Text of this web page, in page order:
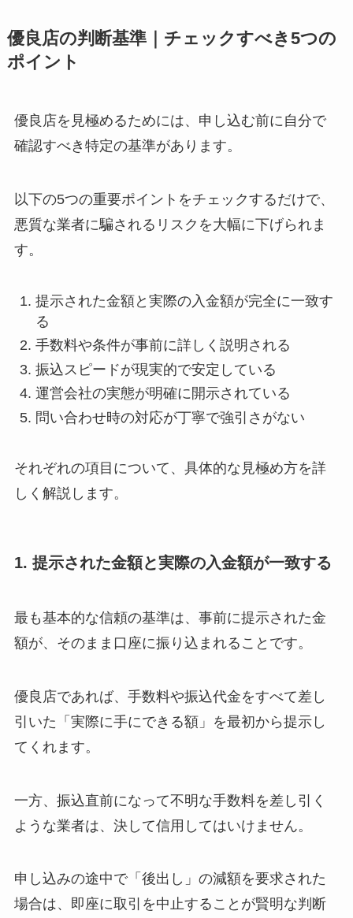
優良店の判断基準｜チェックすべき5つの
ポイント
優良店を見極めるためには、申し込む前に自分で
確認すべき特定の基準があります。
以下の5つの重要ポイントをチェックするだけで、
悪質な業者に騙されるリスクを大幅に下げられま
す。
提示された金額と実際の入金額が完全に一致す
る
手数料や条件が事前に詳しく説明される
振込スピードが現実的で安定している
運営会社の実態が明確に開示されている
問い合わせ時の対応が丁寧で強引さがない
それぞれの項目について、具体的な見極め方を詳
しく解説します。
1. 提示された金額と実際の入金額が一致する
最も基本的な信頼の基準は、事前に提示された金
額が、そのまま口座に振り込まれることです。
優良店であれば、手数料や振込代金をすべて差し
引いた「実際に手にできる額」を最初から提示し
てくれます。
一方、振込直前になって不明な手数料を差し引く
ような業者は、決して信用してはいけません。
申し込みの途中で「後出し」の減額を要求された
場合は、即座に取引を中止することが賢明な判断